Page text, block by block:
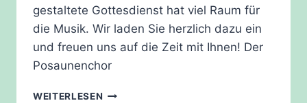
gestaltete Gottesdienst hat viel Raum für
die Musik. Wir laden Sie herzlich dazu ein
und freuen uns auf die Zeit mit Ihnen! Der
Posaunenchor
WEITERLESEN ABENDGOTTESDIENST